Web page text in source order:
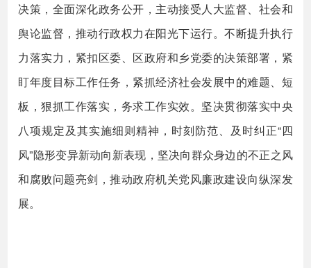
决策，全面深化政务公开，主动接受人大监督、社会和
舆论监督，推动行政权力在阳光下运行。不断提升执行
力落实力，紧扣区委、区政府和乡党委的决策部署，紧
盯年度目标工作任务，紧抓经济社会发展中的难题、短
板，狠抓工作落实，务求工作实效。坚决贯彻落实中央
八项规定及其实施细则精神，时刻防范、及时纠正“四
风”隐形变异新动向新表现，坚决向群众身边的不正之风
和腐败问题亮剑，推动政府机关党风廉政建设向纵深发
展。